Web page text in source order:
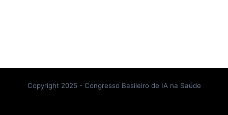
Copyright 2025 - Congresso Basileiro de IA na Saúde